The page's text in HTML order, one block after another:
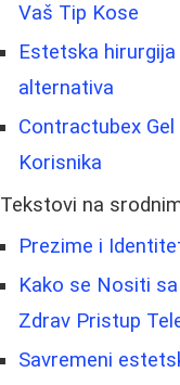
Vaš Tip Kose
Estetska
alternativa
Contractubex
Korisnika
Tekstovi na
Prezime i
Kako se Nositi
Zdrav Pristup
Savremeni